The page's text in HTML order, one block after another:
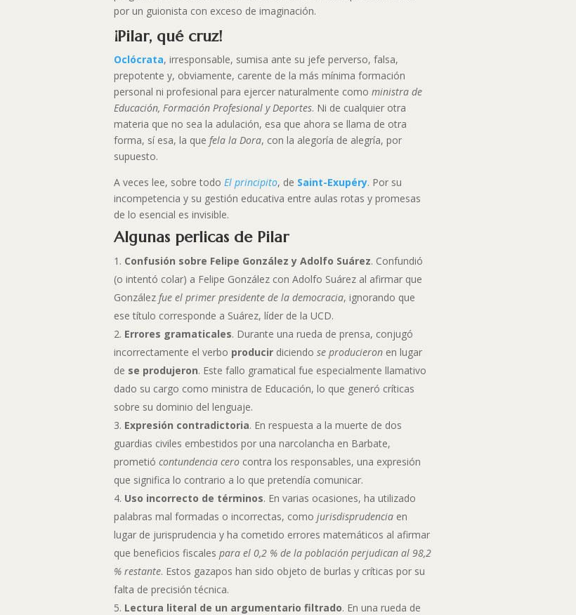
por un guionista con exceso de imaginación.
¡Pilar, qué cruz!
Oclócrata, irresponsable, sumisa ante su jefe perverso, falsa,
prepotente y, obviamente, carente de la más mínima formación
personal ni profesional para ejercer naturalmente comoministra de
Educación, Formación Profesional y Deportes. Ni de cualquier otra
materia que no sea la adulación, esa que ahora se llama de otra
forma, sí esa, la quefela la Dora, con la alegoría de alegría, por
supuesto.
A veces lee, sobre todoEl principito, de Saint-Exupéry. Por su
incompetencia y su gestión educativa entre aulas rotas y promesas
de lo esencial es invisible.
Algunas perlicas de Pilar
Confusión sobre Felipe González y Adolfo Suárez. Confundió
(o intentó colar) a Felipe González con Adolfo Suárez al afirmar que
Gonzálezfue el primer presidente de la democracia, ignorando que
ese título corresponde a Suárez, líder de la UCD.
Errores gramaticales. Durante una rueda de prensa, conjugó
incorrectamente el verbo producir diciendose producieron en lugar
de se produjeron. Este fallo gramatical fue especialmente llamativo
dado su cargo como ministra de Educación, lo que generó críticas
sobre su dominio del lenguaje.
Expresión contradictoria. En respuesta a la muerte de dos
guardias civiles embestidos por una narcolancha en Barbate,
prometiócontundencia cero contra los responsables, una expresión
que significa lo contrario a lo que pretendía comunicar.
Uso incorrecto de términos. En varias ocasiones, ha utilizado
palabras mal formadas o incorrectas, comojurisdisprudencia en
lugar de jurisprudencia y ha cometido errores matemáticos al afirmar
que beneficios fiscalespara el 0,2 % de la población perjudican al 98,2
% restante. Estos gazapos han sido objeto de burlas y críticas por su
falta de precisión técnica.
Lectura literal de un argumentario filtrado. En una rueda de